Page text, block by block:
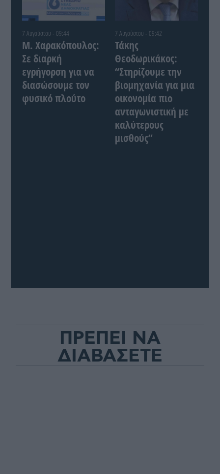
7 Αυγούστου - 09:44
Μ. Χαρακόπουλος:
Σε διαρκή
εγρήγορση για να
διασώσουμε τον
φυσικό πλούτο
7 Αυγούστου - 09:42
Τάκης
Θεοδωρικάκος:
“Στηρίζουμε την
βιομηχανία για μια
οικονομία πιο
ανταγωνιστική με
καλύτερους
μισθούς”
ΠΡΕΠΕΙ ΝΑ
ΔΙΑΒΑΣΕΤΕ